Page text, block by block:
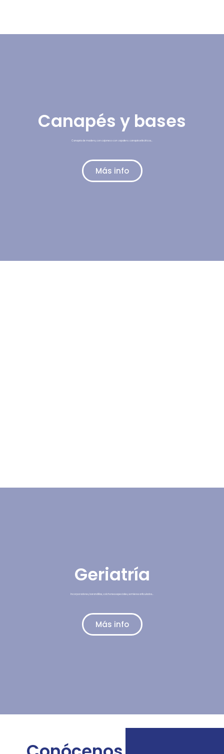
Canapés y bases
Canapés de madera, con cajones o con zapatero. canapés eléctricos…
Más info
Geriatría
Incorporadores, barandillas, colchones especiales, somieres articulados…
Más info